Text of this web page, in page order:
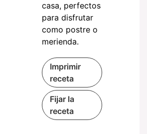
casa, perfectos
para disfrutar
como postre o
merienda.
Imprimir
receta
Fijar la
receta